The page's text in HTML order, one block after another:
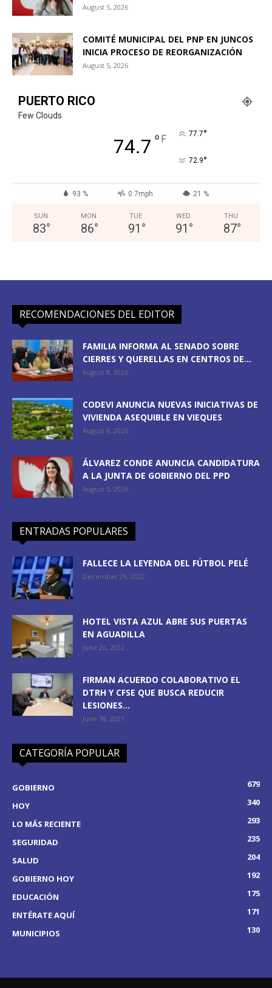
August 5, 2026
COMITÉ MUNICIPAL DEL PNP EN JUNCOS
INICIA PROCESO DE REORGANIZACIÓN
August 5, 2026
PUERTO RICO
Few Clouds
74.7 ° F 77.7°
72.9°
93 % 0.7mph 21 %
SUN
83°
MON
86°
TUE
91 °
WED
91 °
THU
87°
RECOMENDACIONES DEL EDITOR
FAMILIA INFORMA AL SENADO SOBRE
CIERRES Y QUERELLAS EN CENTROS DE...
August 8, 2026
CODEVI ANUNCIA NUEVAS INICIATIVAS DE
VIVIENDA ASEQUIBLE EN VIEQUES
August 6, 2026
ÁLVAREZ CONDE ANUNCIA CANDIDATURA
A LA JUNTA DE GOBIERNO DEL PPD
August 5, 2026
ENTRADAS POPULARES
FALLECE LA LEYENDA DEL FÚTBOL PELÉ
December 29, 2022
HOTEL VISTA AZUL ABRE SUS PUERTAS
EN AGUADILLA
June 20, 2022
FIRMAN ACUERDO COLABORATIVO EL
DTRH Y CFSE QUE BUSCA REDUCIR
LESIONES...
June 18, 2021
CATEGORÍA POPULAR
GOBIERNO
679
HOY
340
LO MÁS RECIENTE
293
SEGURIDAD
235
SALUD
204
GOBIERNO HOY
192
EDUCACIÓN
175
ENTÉRATE AQUÍ
171
MUNICIPIOS
130